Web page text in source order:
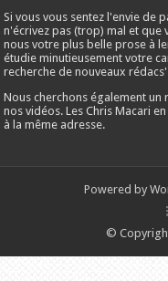
Si vous vous sentez l'envie de
n'écrivez pas (trop) mal et que
nous votre plus belle prose à
étudie minutieusement votre
recherche de nouveaux
Nous cherchons également
nos vidéos. Les Chris Macari
à la même adresse.
Powered by
©